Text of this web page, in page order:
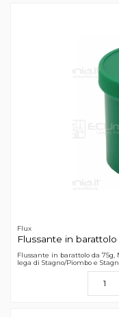
Flux
Flussante in
Flussante in barattolo da 75g,
lega di Stagno/Piombo e